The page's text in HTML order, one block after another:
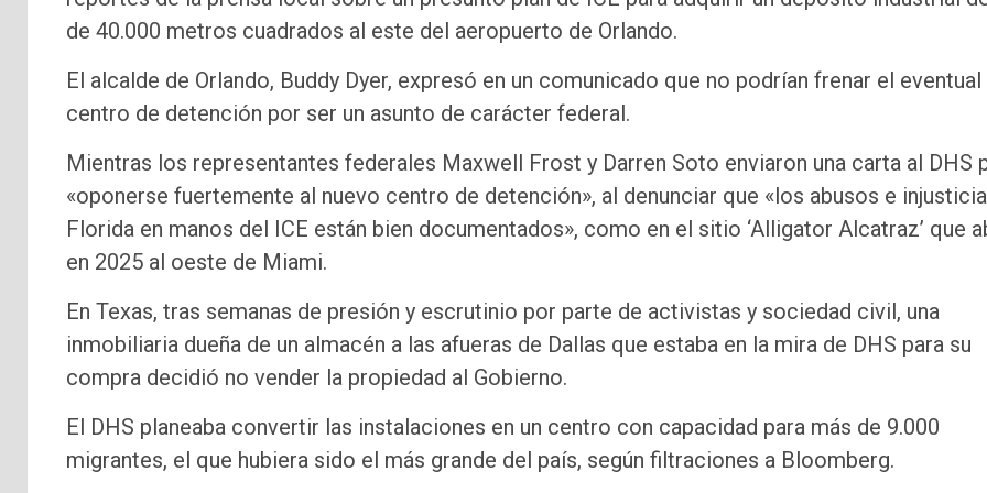
de 40.000 metros cuadrados al este del aeropuerto de Orlando.
El alcalde de Orlando, Buddy Dyer, expresó en un comunicado que no podrían frenar el eventual
centro de detención por ser un asunto de carácter federal.
Mientras los representantes federales Maxwell Frost y Darren Soto enviaron una carta al DHS
«oponerse fuertemente al nuevo centro de detención», al denunciar que «los abusos e
Florida en manos del ICE están bien documentados», como en el sitio ‘Alligator Alcatraz’ que
en 2025 al oeste de Miami.
En Texas, tras semanas de presión y escrutinio por parte de activistas y sociedad civil, una
inmobiliaria dueña de un almacén a las afueras de Dallas que estaba en la mira de DHS para su
compra decidió no vender la propiedad al Gobierno.
El DHS planeaba convertir las instalaciones en un centro con capacidad para más de 9.000
migrantes, el que hubiera sido el más grande del país, según filtraciones a Bloomberg.